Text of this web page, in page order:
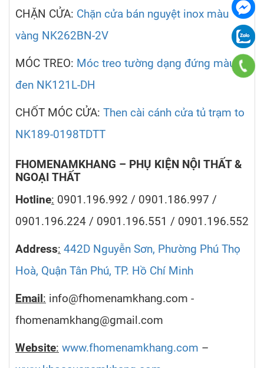
CHẶN CỬA: Chặn cửa bán nguyệt inox màu
vàng NK262BN-2V
MÓC TREO: Móc treo tường dạng đứng màu
đen NK121L-DH
CHỐT MÓC CỬA: Then cài cánh cửa tủ trạm to
NK189-0198TDTT
FHOMENAMKHANG – PHỤ KIỆN NỘI THẤT &
NGOẠI THẤT
Hotline: 0901.196.992 / 0901.186.997 /
0901.196.224 / 0901.196.551 / 0901.196.552
Address: 442D Nguyễn Sơn, Phường Phú Thọ
Hoà, Quận Tân Phú, TP. Hồ Chí Minh
Email : info@fhomenamkhang.com -
fhomenamkhang@gmail.com
Website: www.fhomenamkhang.com –